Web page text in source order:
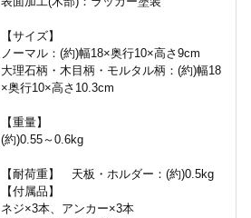
【サイズ】
ノーマル：(約)幅18×奥行10×高さ9cm
大理石柄・木目柄・モルタル柄：(約)幅18
×奥行10×高さ10.3cm
【重量】
(約)0.55～0.6kg
【耐荷重】 天板・ホルダー：(約)0.5kg
【付属品】
ネジ×3本、アンカー×3本